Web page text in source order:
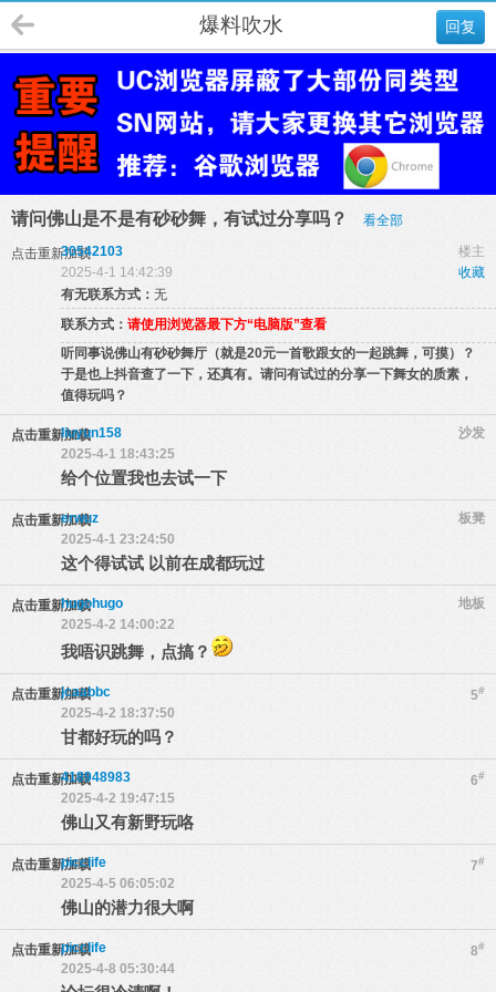
回复
爆料吹水
请问佛山是不是有砂砂舞，有试过分享吗？ 看全部
点击重新加载 楼主
30542103
收藏
2025-4-1 14:42:39
有无联系方式： 无
联系方式： 请使用浏览器最下方“电脑版”查看
听同事说佛山有砂砂舞厅（就是20元一首歌跟女的一起跳舞，可摸）？
于是也上抖音查了一下，还真有。请问有试过的分享一下舞女的质素，
值得玩吗？
点击重新加载 沙发
liuyun158
2025-4-1 18:43:25
给个位置我也去试一下
点击重新加载 板凳
erwuz
2025-4-1 23:24:50
这个得试试 以前在成都玩过
点击重新加载 地板
hugohugo
2025-4-2 14:00:22
我唔识跳舞，点搞？
点击重新加载 5#
jcaabbc
2025-4-2 18:37:50
甘都好玩的吗？
点击重新加载 6#
418948983
2025-4-2 19:47:15
佛山又有新野玩咯
点击重新加载 7#
picclife
2025-4-5 06:05:02
佛山的潜力很大啊
点击重新加载 8#
picclife
2025-4-8 05:30:44